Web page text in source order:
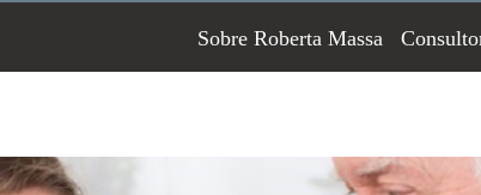
Sobre Roberta Massa